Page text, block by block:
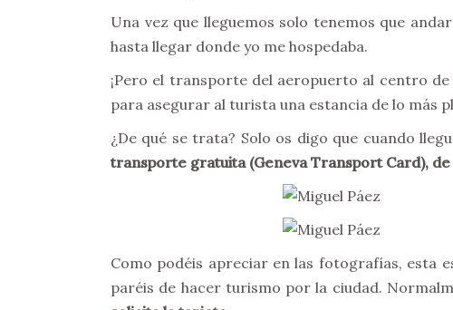
Una vez que lleguemos solo tenemos que
hasta llegar donde yo me hospedaba.
¡Pero el transporte del aeropuerto al centro
para asegurar al turista una estancia de lo más
¿De qué se trata? Solo os digo que cuando
transporte gratuita (Geneva Transport Card),
Como podéis apreciar en las fotografías, esta
paréis de hacer turismo por la ciudad.